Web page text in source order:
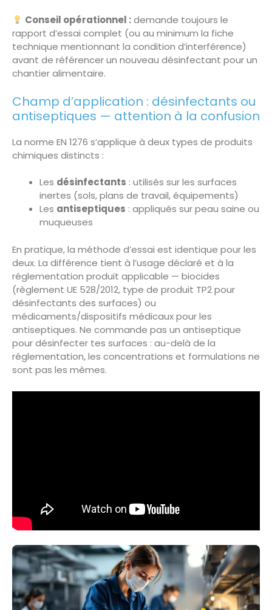
Conseil opérationnel :demande toujours le
rapport d’essai complet (ou au minimum la fiche
technique mentionnant la condition d’interférence)
avant de référencer un nouveau désinfectant pour un
chantier alimentaire.
Champ d’application : désinfectants ou
antiseptiques — attention à la confusion
La norme EN 1276 s’applique à deux types de produits
chimiques distincts :
Les désinfectants : utilisés sur les surfaces
inertes (sols, plans de travail, équipements)
Les antiseptiques : appliqués sur peau saine ou
muqueuses
En pratique, la méthode d’essai est identique pour les
deux. La différence tient à l’usage déclaré et à la
réglementation produit applicable — biocides
(règlement UE 528/2012, type de produit TP2 pour
désinfectants des surfaces) ou
médicaments/dispositifs médicaux pour les
antiseptiques. Ne commande pas un antiseptique
pour désinfecter tes surfaces : au-delà de la
réglementation, les concentrations et formulations ne
sont pas les mêmes.